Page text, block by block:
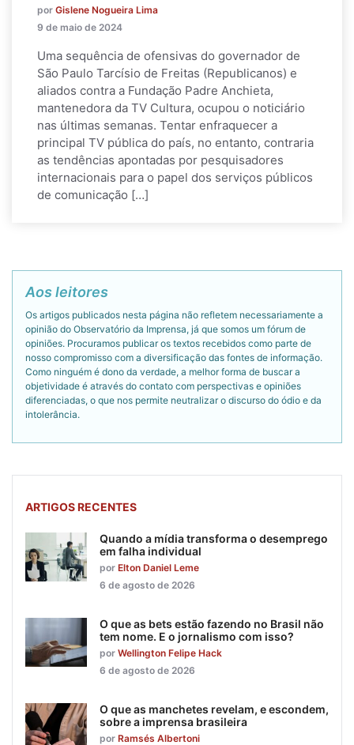
por Gislene Nogueira Lima
9 de maio de 2024
Uma sequência de ofensivas do governador de
São Paulo Tarcísio de Freitas (Republicanos) e
aliados contra a Fundação Padre Anchieta,
mantenedora da TV Cultura, ocupou o noticiário
nas últimas semanas. Tentar enfraquecer a
principal TV pública do país, no entanto, contraria
as tendências apontadas por pesquisadores
internacionais para o papel dos serviços públicos
de comunicação […]
Aos leitores
Os artigos publicados nesta página não refletem necessariamente a
opinião do Observatório da Imprensa, já que somos um fórum de
opiniões. Procuramos publicar os textos recebidos como parte de
nosso compromisso com a diversificação das fontes de informação.
Como ninguém é dono da verdade, a melhor forma de buscar a
objetividade é através do contato com perspectivas e opiniões
diferenciadas, o que nos permite neutralizar o discurso do ódio e da
intolerância.
ARTIGOS RECENTES
Quando a mídia transforma o desemprego
em falha individual
por Elton Daniel Leme
6 de agosto de 2026
O que as bets estão fazendo no Brasil não
tem nome. E o jornalismo com isso?
por Wellington Felipe Hack
6 de agosto de 2026
O que as manchetes revelam, e escondem,
sobre a imprensa brasileira
por Ramsés Albertoni